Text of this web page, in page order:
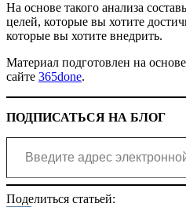
На основе такого анализа
целей, которые вы хотите
которые вы хотите внедрить.
Материал подготовлен на
сайте 365done.
ПОДПИСАТЬСЯ НА БЛОГ
Введите адрес электронной почты…
Поделиться статьей: